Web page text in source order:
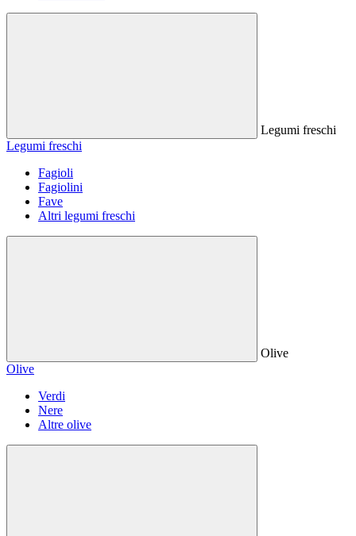
Legumi freschi
Legumi freschi
Fagioli
Fagiolini
Fave
Altri legumi freschi
Olive
Olive
Verdi
Nere
Altre olive